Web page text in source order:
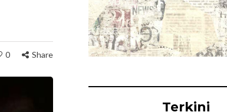
0 Share
Terkini